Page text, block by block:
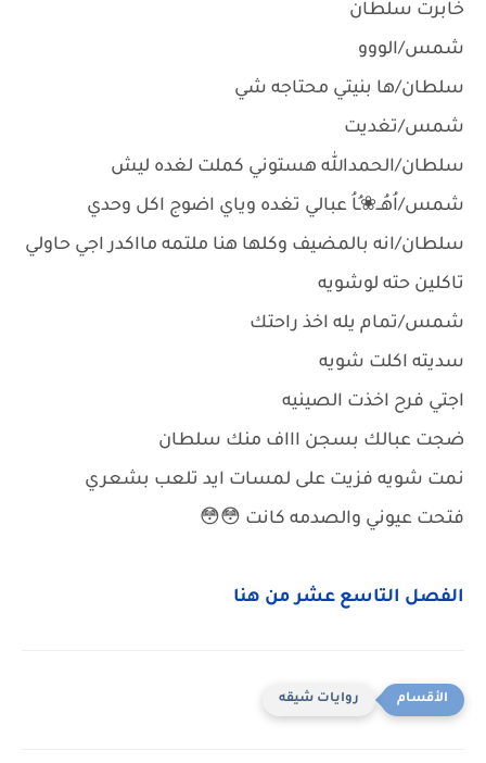
خابرت سلطان
شمس/الووو
سلطان/ها بنيتي محتاجه شي
شمس/تغديت
سلطان/الحمدالله هستوني كملت لغده ليش
شمس/اُهُــ❀ـُاُ عبالي تغده وياي اضوج اكل وحدي
سلطان/انه بالمضيف وكلها هنا ملتمه مااكدر اجي حاولي
تاكلين حته لوشويه
شمس/تمام يله اخذ راحتك
سديته اكلت شويه
اجتي فرح اخذت الصينيه
ضجت عبالك بسجن اااف منك سلطان
نمت شويه فزيت على لمسات ايد تلعب بشعري
فتحت عيوني والصدمه كانت 😳😳
الفصل التاسع عشر من هنا
روايات شيقه